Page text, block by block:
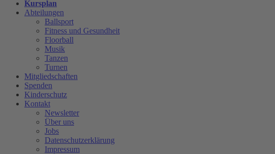
Kursplan
Abteilungen
Ballsport
Fitness und Gesundheit
Floorball
Musik
Tanzen
Turnen
Mitgliedschaften
Spenden
Kinderschutz
Kontakt
Newsletter
Über uns
Jobs
Datenschutzerklärung
Impressum